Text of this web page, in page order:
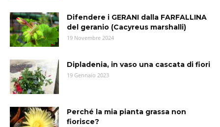
Difendere i GERANI dalla FARFALLINA
del geranio (Cacyreus marshalli)
19 Novembre 2024
Dipladenia, in vaso una cascata di fiori
19 Gennaio 2023
Perché la mia pianta grassa non
fiorisce?